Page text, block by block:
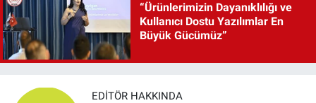
“Ürünlerimizin Dayanıklılığı ve
Kullanıcı Dostu Yazılımlar En
Büyük Gücümüz”
EDITÖR HAKKINDA